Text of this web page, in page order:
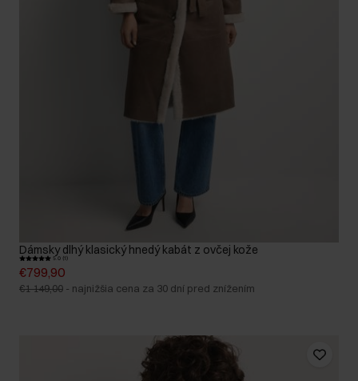
Dámsky dlhý klasický hnedý kabát z ovčej kože
5.0 (1)
€799,90
€1 149,00 - najnižšia cena za 30 dní pred znížením